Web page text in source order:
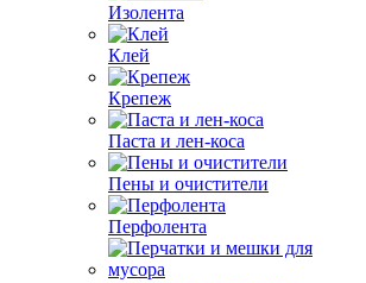
Изолента
Клей
Крепеж
Паста и лен-коса
Пены и очистители
Перфолента